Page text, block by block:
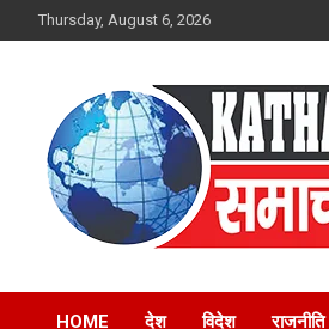
to
Thursday, August 6, 2026
Kathait
HOME देश विदेश राजनीति